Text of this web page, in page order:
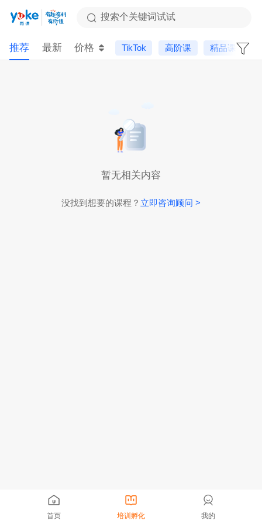
搜索个关键词试试
推荐 最新 价格 TikTok 高阶课 精品课
暂无相关内容
没找到想要的课程？ 立即咨询顾问 >
首页 培训孵化 我的